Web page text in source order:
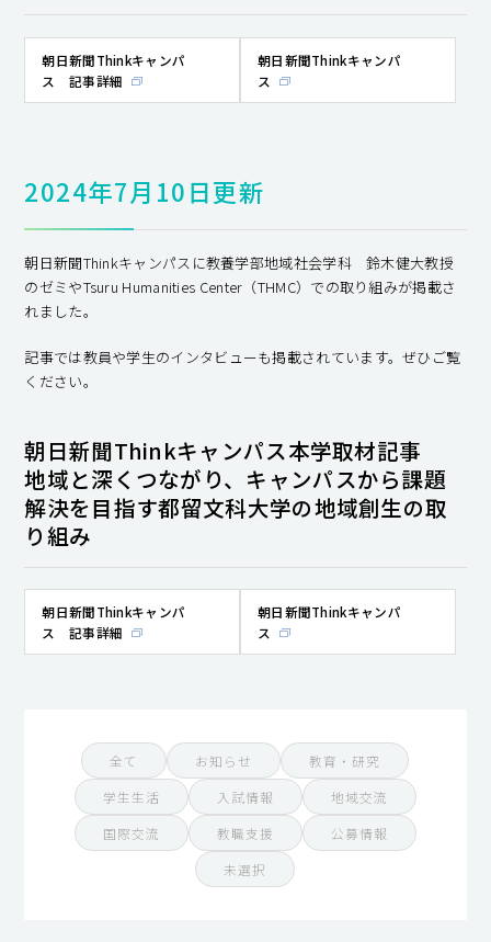
朝日新聞Thinkキャンパ
ス 記事詳細
朝日新聞Thinkキャンパ
ス
2024年7月10日更新
朝日新聞Thinkキャンパスに教養学部地域社会学科 鈴木健大教授
のゼミやTsuru Humanities Center（THMC）での取り組みが掲載さ
れました。
記事では教員や学生のインタビューも掲載されています。ぜひご覧
ください。
朝日新聞Thinkキャンパス​本学取材記事
地域と深くつながり、キャンパスから課題
解決を目指す――都留文科大学の地域創生の取
り組み​
朝日新聞Thinkキャンパ
ス 記事詳細
朝日新聞Thinkキャンパ
ス
全て お知らせ
教育・研究
学生生活
入試情報
地域交流
国際交流
教職支援
公募情報
未選択